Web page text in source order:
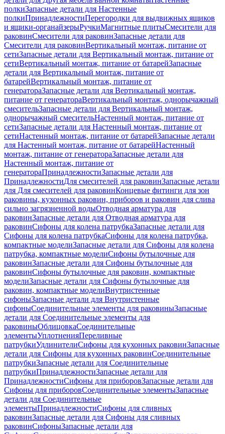
полкиЗапасные детали для Настенные
полкиПринадлежностиПерегородки для выдвижных ящиков
и ящики-органайзерыРучкиМагнитные плитыСмесители для
раковинСмесители для раковинЗапасные детали для
Смесители для раковинВертикальный монтаж, питание от
сетиЗапасные детали для Вертикальный монтаж, питание от
сетиВертикальный монтаж, питание от батарейЗапасные
детали для Вертикальный монтаж, питание от
батарейВертикальный монтаж, питание от
генератораЗапасные детали для Вертикальный монтаж,
питание от генератораВертикальный монтаж, однорычажный
смесительЗапасные детали для Вертикальный монтаж,
однорычажный смесительНастенный монтаж, питание от
сетиЗапасные детали для Настенный монтаж, питание от
сетиНастенный монтаж, питание от батарейЗапасные детали
для Настенный монтаж, питание от батарейНастенный
монтаж, питание от генератораЗапасные детали для
Настенный монтаж, питание от
генератораПринадлежностиЗапасные детали для
ПринадлежностиДля смесителей для раковинЗапасные детали
для Для смесителей для раковинКонцевые фитинги для зон
раковины, кухонных раковин, приборов и раковин для слива
сильно загрязненной водыОтводная арматура для
раковинЗапасные детали для Отводная арматура для
раковинСифоны для колена патрубкаЗапасные детали для
Сифоны для колена патрубкаСифоны для колена патрубка,
компактные моделиЗапасные детали для Сифоны для колена
патрубка, компактные моделиСифоны бутылочные для
раковинЗапасные детали для Сифоны бутылочные для
раковинСифоны бутылочные для раковин, компактные
моделиЗапасные детали для Сифоны бутылочные для
раковин, компактные моделиВнутристенные
сифоныЗапасные детали для Внутристенные
сифоныСоединительные элементы для раковиныЗапасные
детали для Соединительные элементы для
раковиныОблицовкаСоединительные
элементыУплотненияПереливные
патрубкиУдлинителиСифоны для кухонных раковинЗапасные
детали для Сифоны для кухонных раковинСоединительные
патрубкиЗапасные детали для Соединительные
патрубкиПринадлежностиЗапасные детали для
ПринадлежностиСифоны для приборовЗапасные детали для
Сифоны для приборовСоединительные элементыЗапасные
детали для Соединительные
элементыПринадлежностиСифоны для сливных
раковинЗапасные детали для Сифоны для сливных
раковинСифоныЗапасные детали для